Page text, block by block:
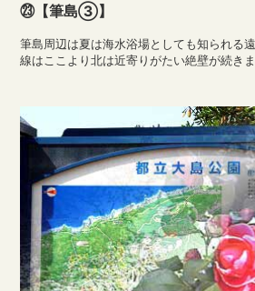
㉓【筆島③】
筆島周辺は夏は海水浴場としても知られる
線はここより北は近寄りがたい絶壁が続きま